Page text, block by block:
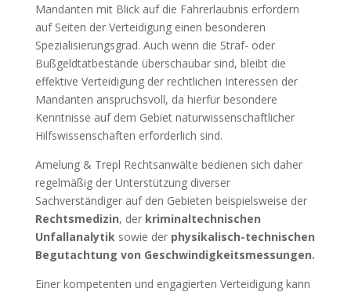
Mandanten mit Blick auf die Fahrerlaubnis erfordern
auf Seiten der Verteidigung einen besonderen
Spezialisierungsgrad. Auch wenn die Straf- oder
Bußgeldtatbestände überschaubar sind, bleibt die
effektive Verteidigung der rechtlichen Interessen der
Mandanten anspruchsvoll, da hierfür besondere
Kenntnisse auf dem Gebiet naturwissenschaftlicher
Hilfswissenschaften erforderlich sind.
Amelung & Trepl Rechtsanwälte bedienen sich daher
regelmäßig der Unterstützung diverser
Sachverständiger auf den Gebieten beispielsweise der
Rechtsmedizin, der kriminaltechnischen
Unfallanalytiksowie derphysikalisch-technischen
Begutachtung von Geschwindigkeitsmessungen.
Einer kompetenten und engagierten Verteidigung kann